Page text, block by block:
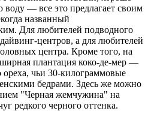
воду — все это предлагает своим
названный
Для любителей подводного
центров, а для любителей
центра. Кроме того, на
плантация коко-де-мер —
ореха, чьи 30-килограммовые
бедрами. Здесь же можно
"Черная жемчужина" на
редкого черного оттенка.